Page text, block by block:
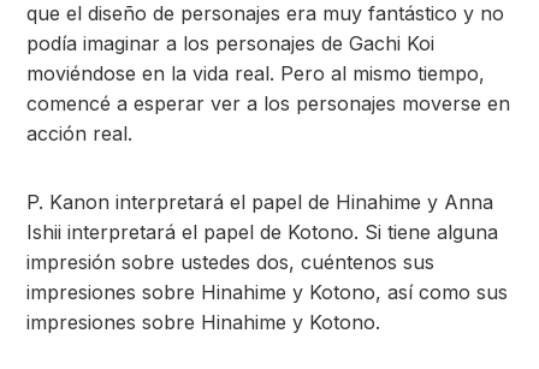
que el diseño de personajes era muy fantástico y no
podía imaginar a los personajes de Gachi Koi
moviéndose en la vida real. Pero al mismo tiempo,
comencé a esperar ver a los personajes moverse en
acción real.
P. Kanon interpretará el papel de Hinahime y Anna
Ishii interpretará el papel de Kotono. Si tiene alguna
impresión sobre ustedes dos, cuéntenos sus
impresiones sobre Hinahime y Kotono, así como sus
impresiones sobre Hinahime y Kotono.